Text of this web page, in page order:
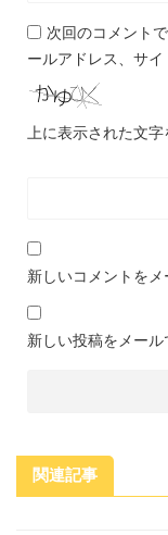
次回のコメント
ールアドレス、サイ
上に表示された文
新しいコメントをメ
新しい投稿をメール
関連記事